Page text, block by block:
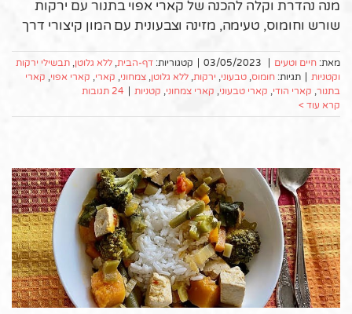
מנה נהדרת וקלה להכנה של קארי אפוי בתנור עם ירקות
שורש וחומוס, טעימה, מזינה וצבעונית עם המון קיצורי דרך
מאת: חיים וטעים 03/05/2023 קטגוריות: דף-הבית, ללא גלוטן, תבשילי ירקות
וקטניות
תגיות: חומוס, טבעוני, ירקות, ללא גלוטן, צמחוני, קארי, קארי אפוי, קארי
בתנור, קארי הודי, קארי טבעוני, קארי צמחוני, קטניות
24 תגובות
קרא עוד >